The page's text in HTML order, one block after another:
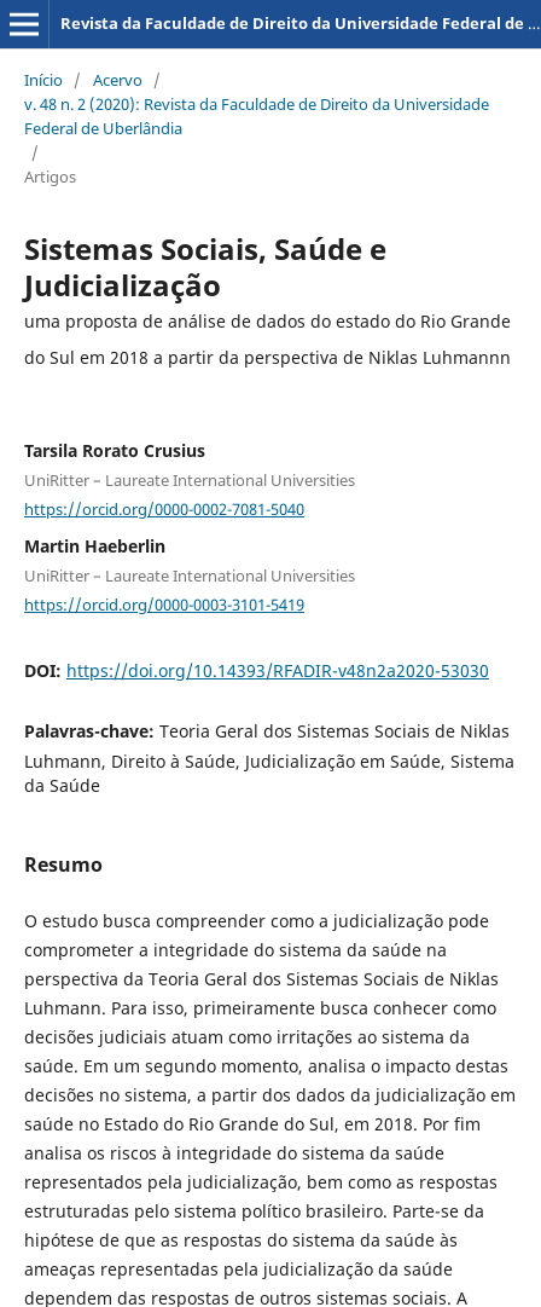
Revista da Faculdade de Direito da Universidade Federal de Uberlândia
Início / Acervo /
v. 48 n. 2 (2020): Revista da Faculdade de Direito da Universidade
Federal de Uberlândia
/
Artigos
Sistemas Sociais, Saúde e
Judicialização
uma proposta de análise de dados do estado do Rio Grande
do Sul em 2018 a partir da perspectiva de Niklas Luhmannn
Tarsila Rorato Crusius
UniRitter – Laureate International Universities
https://orcid.org/0000-0002-7081-5040
Martin Haeberlin
UniRitter – Laureate International Universities
https://orcid.org/0000-0003-3101-5419
DOI: https://doi.org/10.14393/RFADIR-v48n2a2020-53030
Palavras-chave: Teoria Geral dos Sistemas Sociais de Niklas
Luhmann, Direito à Saúde, Judicialização em Saúde, Sistema
da Saúde
Resumo
O estudo busca compreender como a judicialização pode
comprometer a integridade do sistema da saúde na
perspectiva da Teoria Geral dos Sistemas Sociais de Niklas
Luhmann. Para isso, primeiramente busca conhecer como
decisões judiciais atuam como irritações ao sistema da
saúde. Em um segundo momento, analisa o impacto destas
decisões no sistema, a partir dos dados da judicialização em
saúde no Estado do Rio Grande do Sul, em 2018. Por fim
analisa os riscos à integridade do sistema da saúde
representados pela judicialização, bem como as respostas
estruturadas pelo sistema político brasileiro. Parte-se da
hipótese de que as respostas do sistema da saúde às
ameaças representadas pela judicialização da saúde
dependem das respostas de outros sistemas sociais. A